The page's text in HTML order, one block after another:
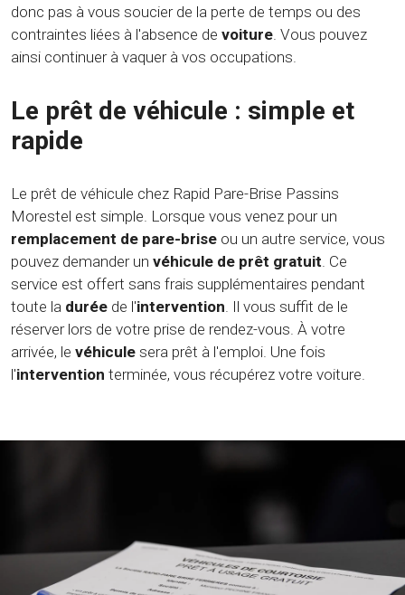
donc pas à vous soucier de la perte de temps ou des
contraintes liées à l'absence de voiture. Vous pouvez
ainsi continuer à vaquer à vos occupations.
Le prêt de véhicule : simple et
rapide
Le prêt de véhicule chez Rapid Pare-Brise Passins
Morestel est simple. Lorsque vous venez pour un
remplacement de pare-brise ou un autre service, vous
pouvez demander un véhicule de prêt gratuit. Ce
service est offert sans frais supplémentaires pendant
toute la durée de l'intervention. Il vous suffit de le
réserver lors de votre prise de rendez-vous. À votre
arrivée, le véhicule sera prêt à l'emploi. Une fois
l'intervention terminée, vous récupérez votre voiture.